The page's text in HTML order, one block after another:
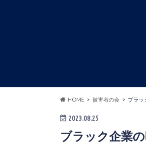
HOME 被害者の会 ブラッ
2023.08.25
ブラック企業